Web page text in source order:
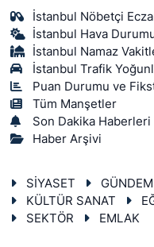
İstanbul Nöbetçi
İstanbul Hava
İstanbul Namaz
İstanbul Trafik
Puan Durumu ve
Tüm Manşetler
Son Dakika Haberleri
Haber Arşivi
SİYASET GÜNDEM
KÜLTÜR SANAT
SEKTÖR
EMLAK